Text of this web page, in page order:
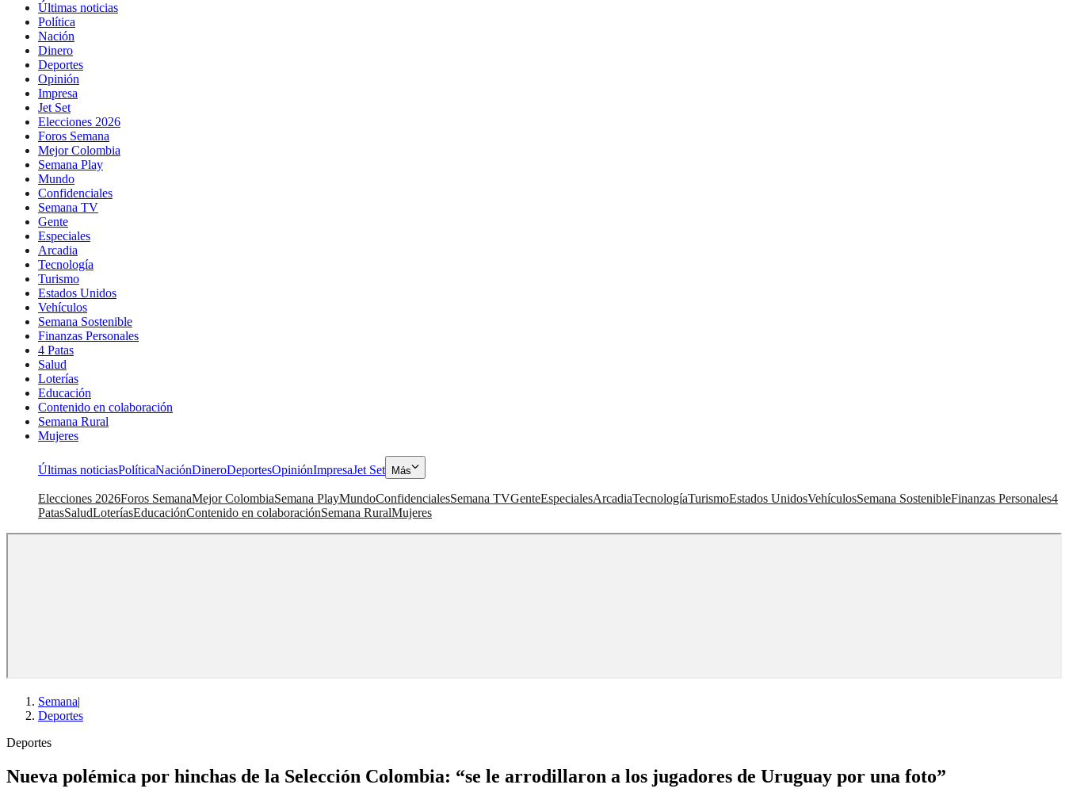
Últimas noticias
Política
Nación
Dinero
Deportes
Opinión
Impresa
Jet Set
Elecciones 2026
Foros Semana
Mejor Colombia
Semana Play
Mundo
Confidenciales
Semana TV
Gente
Especiales
Arcadia
Tecnología
Turismo
Estados Unidos
Vehículos
Semana Sostenible
Finanzas Personales
4 Patas
Salud
Loterías
Educación
Contenido en colaboración
Semana Rural
Mujeres
Últimas noticiasPolíticaNaciónDineroDeportesOpiniónImpresaJet Set Más
Elecciones 2026Foros SemanaMejor ColombiaSemana PlayMundoConfidencialesSemana TVGenteEspecialesArcadiaTecnologíaTurismoEstados UnidosVehículosSemana SostenibleFinanzas Personales4
PatasSaludLoteríasEducaciónContenido en colaboraciónSemana RuralMujeres
Semana|
Deportes
Deportes
Nueva polémica por hinchas de la Selección Colombia: “se le arrodillaron a los jugadores de Uruguay por una foto”